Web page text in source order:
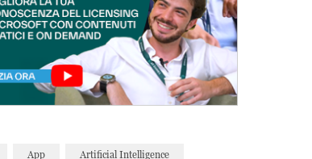
App Artificial Intelligence